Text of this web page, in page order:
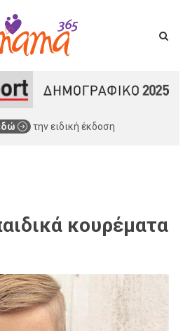
την ειδική έκδοση
κουρέματα